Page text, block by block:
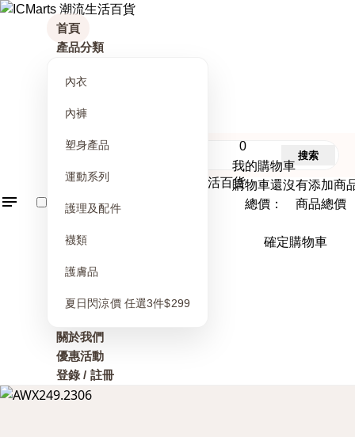
首頁
產品分類
內衣
內褲
塑身產品
運動系列
護理及配件
襪類
護膚品
夏日閃涼價 任選3件$299
關於我們
優惠活動
登錄 / 註冊
0
我的購物車
購物車還沒有添加商
總價： 商品總價
確定購物車
搜索